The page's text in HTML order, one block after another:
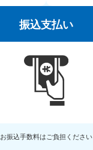
振込支払い
お振込手数料はご負担ください